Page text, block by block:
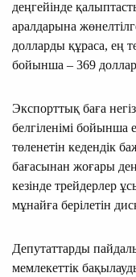
деңгейінде
аралдарына
долларды құраса, ең
бойынша – 369
Экспорттық баға
белгіленімі бойынша
төленетін кедендік
бағасынан жоғары
кезінде трейдерлер
мұнайға берілетін
Депутаттарды
мемлекеттік